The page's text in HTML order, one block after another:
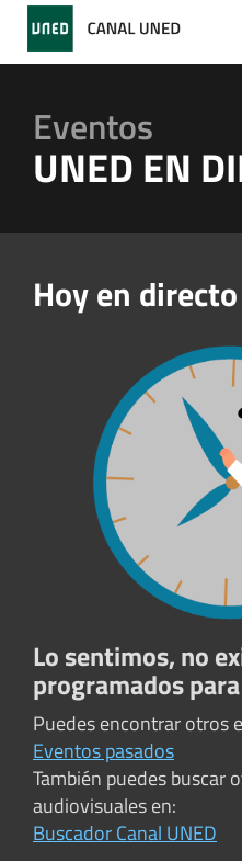
Eventos
UNED EN
Hoy en directo
Lo sentimos, no
programados
Puedes encontrar otros
Eventos pasados
También puedes buscar
audiovisuales en:
Buscador Canal UNED